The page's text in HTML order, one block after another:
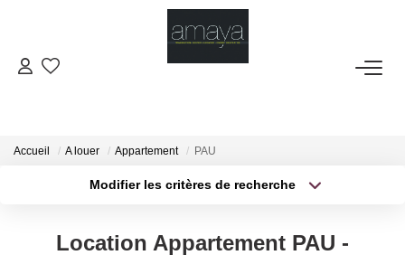
Accueil A louer Appartement PAU
Modifier les critères de recherche
Type de bien
Location Appartement PAU -